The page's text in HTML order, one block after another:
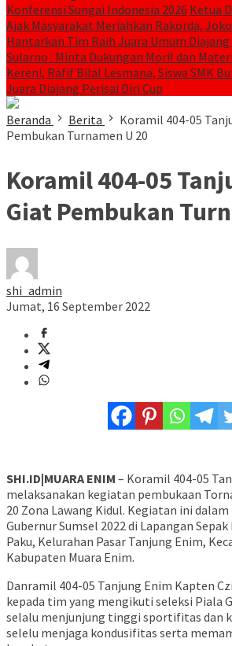
Konferensi Sungai Indonesia 2026 Ketua
Ajak Masyarakat Meriahkan Rakorda,
Hantarkan Tim Raih Juara Umum Diajang
Sularno : Minta Dukungan Moril dan
Keren!, Rafif Bilal Lesmana, Siswa SMK
Juara Diajang Perisai Diri Cup
Beranda
Berita
Koramil 404-05
Pembukan Turnamen U 20
Koramil 404-05
Giat Pembukan
shi_admin
Jumat, 16 September 2022
SHI.ID|MUARA ENIM – Koramil 404-05
melaksanakan kegiatan pembukaan
20 Zona Lawang Kidul. Kegiatan ini
Gubernur Sumsel 2022 di Lapangan
Paku, Kelurahan Pasar Tanjung Enim,
Kabupaten Muara Enim.
Danramil 404-05 Tanjung Enim Kapten
kepada tim yang mengikuti seleksi Piala
selalu menjunjung tinggi sportifitas dan
selelu menjaga kondusifitas serta